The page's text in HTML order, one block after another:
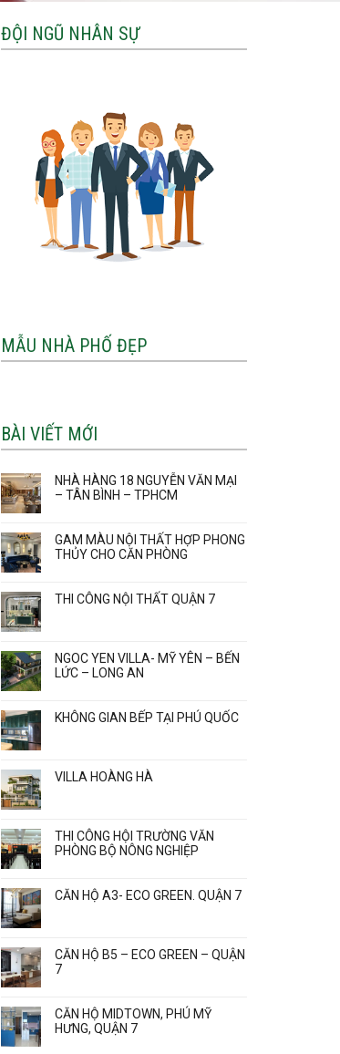
ĐỘI NGŨ NHÂN SỰ
MẪU NHÀ PHỐ ĐẸP
BÀI VIẾT MỚI
NHÀ HÀNG 18 NGUYỄN VĂN MẠI
– TÂN BÌNH – TPHCM
GAM MÀU NỘI THẤT HỢP PHONG
THỦY CHO CĂN PHÒNG
THI CÔNG NỘI THẤT QUẬN 7
NGOC YEN VILLA- MỸ YÊN – BẾN
LỨC – LONG AN
KHÔNG GIAN BẾP TẠI PHÚ QUỐC
VILLA HOÀNG HÀ
THI CÔNG HỘI TRƯỜNG VĂN
PHÒNG BỘ NÔNG NGHIỆP
CĂN HỘ A3- ECO GREEN. QUẬN 7
CĂN HỘ B5 – ECO GREEN – QUẬN
7
CĂN HỘ MIDTOWN, PHÚ MỸ
HƯNG, QUẬN 7